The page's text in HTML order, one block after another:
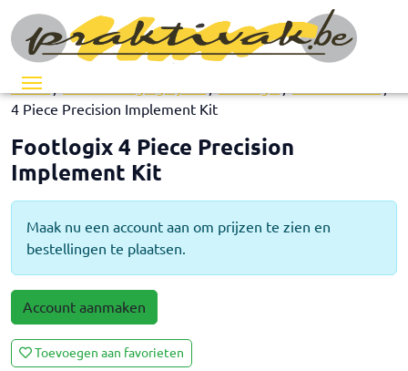
Menu
Home
4 Piece Precision Implement Kit
Footlogix 4 Piece Precision
Implement Kit
Maak nu een account aan om prijzen te zien en
bestellingen te plaatsen.
Account aanmaken
Toevoegen aan favorieten